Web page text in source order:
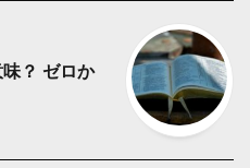
？ ゼロか